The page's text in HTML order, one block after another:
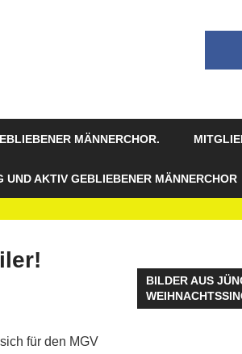
MÄNNERCHOR.
AKTIV GEBLIEBENER MÄNNERCHOR
für den MGV
BILDER AUS